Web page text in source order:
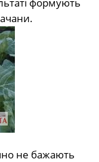
не бажають